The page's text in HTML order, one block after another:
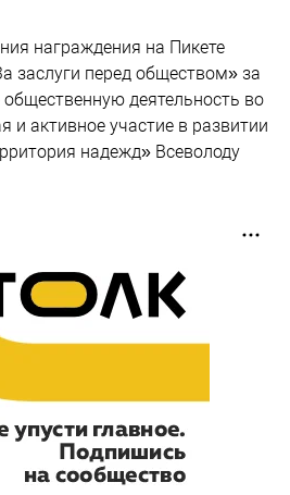
награждения на Пикете
заслуги перед обществом» за
деятельность во
и активное участие в развитии
надежд» Всеволоду